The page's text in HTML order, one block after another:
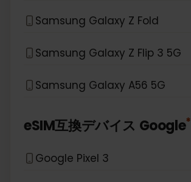
Samsung Galaxy Z Fold
Samsung Galaxy Z Flip 3 5G
Samsung Galaxy A56 5G
eSIM互換デバイス Google*
Google Pixel 3